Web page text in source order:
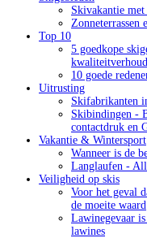
Skivakantie
Top 10
5 goedkope
10 goede
Uitrusting
Skifabrikanten
Skibindingen -
contactdruk en
Vakantie & Wintersport
Wanneer is de
Langlaufen -
Veiligheid op skis
Voor het geval
de moeite waard
Lawinegevaar
lawines